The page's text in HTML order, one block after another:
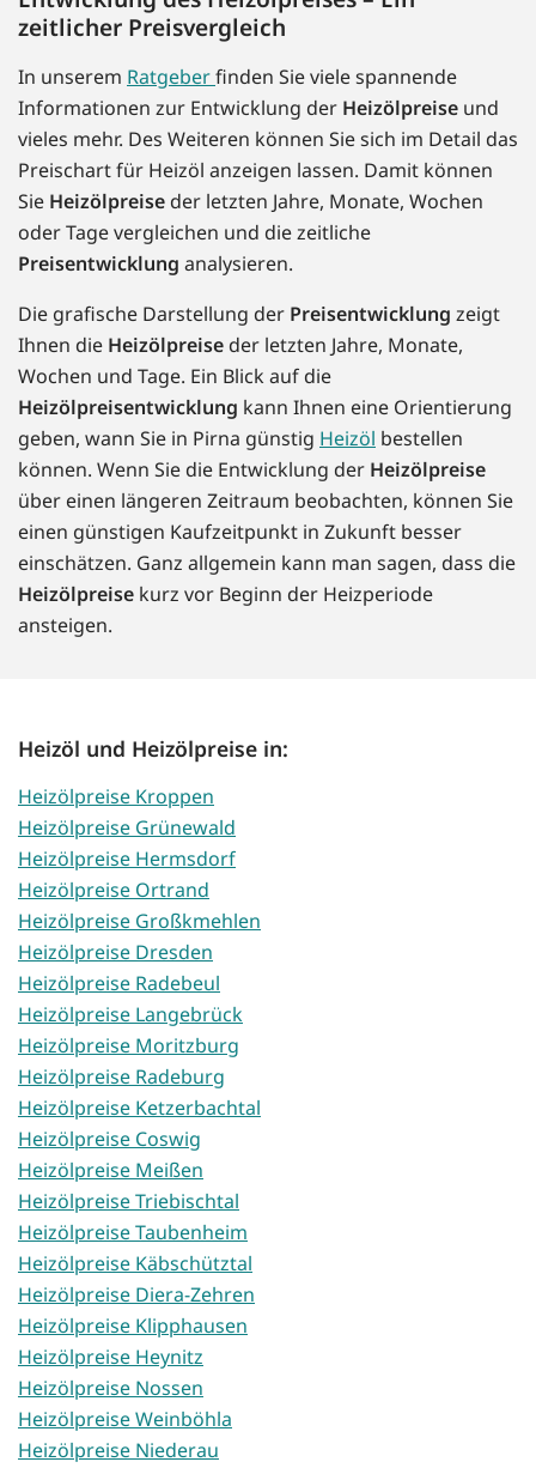
zeitlicher Preisvergleich
In unserem Ratgeberfinden Sie viele spannende
Informationen zur Entwicklung der Heizölpreise und
vieles mehr. Des Weiteren können Sie sich im Detail das
Preischart für Heizöl anzeigen lassen. Damit können
Sie Heizölpreise der letzten Jahre, Monate, Wochen
oder Tage vergleichen und die zeitliche
Preisentwicklung analysieren.
Die grafische Darstellung der Preisentwicklung zeigt
Ihnen die Heizölpreise der letzten Jahre, Monate,
Wochen und Tage. Ein Blick auf die
Heizölpreisentwicklung kann Ihnen eine Orientierung
geben, wann Sie in Pirna günstig Heizöl bestellen
können. Wenn Sie die Entwicklung der Heizölpreise
über einen längeren Zeitraum beobachten, können Sie
einen günstigen Kaufzeitpunkt in Zukunft besser
einschätzen. Ganz allgemein kann man sagen, dass die
Heizölpreise kurz vor Beginn der Heizperiode
ansteigen.
Heizöl und Heizölpreise in:
Heizölpreise Kroppen
Heizölpreise Grünewald
Heizölpreise Hermsdorf
Heizölpreise Ortrand
Heizölpreise Großkmehlen
Heizölpreise Dresden
Heizölpreise Radebeul
Heizölpreise Langebrück
Heizölpreise Moritzburg
Heizölpreise Radeburg
Heizölpreise Ketzerbachtal
Heizölpreise Coswig
Heizölpreise Meißen
Heizölpreise Triebischtal
Heizölpreise Taubenheim
Heizölpreise Käbschütztal
Heizölpreise Diera-Zehren
Heizölpreise Klipphausen
Heizölpreise Heynitz
Heizölpreise Nossen
Heizölpreise Weinböhla
Heizölpreise Niederau